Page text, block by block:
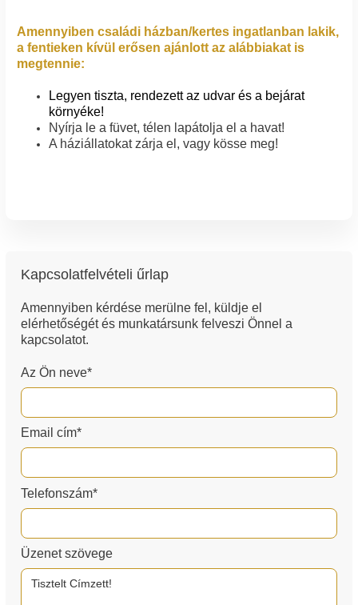
Amennyiben családi házban/kertes ingatlanban lakik,
a fentieken kívül erősen ajánlott az alábbiakat is
megtennie:
Legyen tiszta, rendezett az udvar és a bejárat
környéke!
Nyírja le a füvet, télen lapátolja el a havat!
A háziállatokat zárja el, vagy kösse meg!
Kapcsolatfelvételi űrlap
Amennyiben kérdése merülne fel, küldje el
elérhetőségét és munkatársunk felveszi Önnel a
kapcsolatot.
Az Ön neve*
Email cím*
Telefonszám*
Üzenet szövege